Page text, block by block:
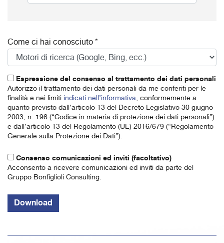
Come ci hai conosciuto *
Espressione del consenso al trattamento dei dati personali
Autorizzo il trattamento dei dati personali da me conferiti per le
finalità e nei limiti indicati nell’informativa, conformemente a
quanto previsto dall’articolo 13 del Decreto Legislativo 30 giugno
2003, n. 196 (“Codice in materia di protezione dei dati personali”)
e dall’articolo 13 del Regolamento (UE) 2016/679 (“Regolamento
Generale sulla Protezione dei Dati”).
Consenso comunicazioni ed inviti (facoltativo)
Acconsento a ricevere comunicazioni ed inviti da parte del
Gruppo Bonfiglioli Consulting.